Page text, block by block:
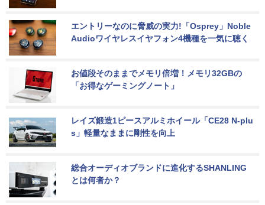
エントリーなのに脅威の実力!「Osprey」Noble
Audioワイヤレスイヤフォン4機種を一気に聴く
お値段そのままでメモリ倍増！メモリ32GBの
「お得なゲーミングノート」
レイズ鍛造1ピースアルミホイール「CE28 N-plu
s」軽量なままに剛性を向上
総合オーディオブランドに進化するSHANLING
とは何者か？